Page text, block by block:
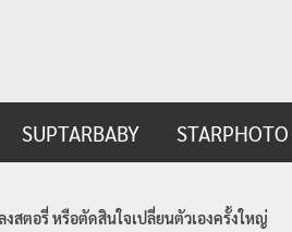
SUPTARBABY STARPHOTO
งสตอรี่ หรือตัดสินใจเปลี่ยนตัวเองครั้งใหญ่